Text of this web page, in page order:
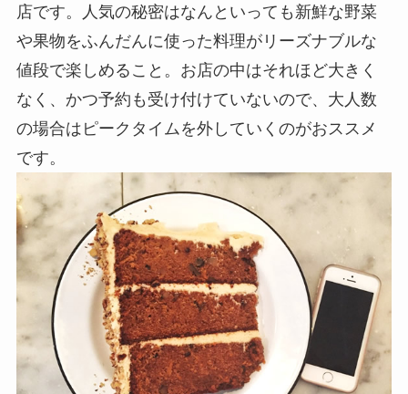
店です。人気の秘密はなんといっても新鮮な野菜
や果物をふんだんに使った料理がリーズナブルな
値段で楽しめること。お店の中はそれほど大きく
なく、かつ予約も受け付けていないので、大人数
の場合はピークタイムを外していくのがおススメ
です。